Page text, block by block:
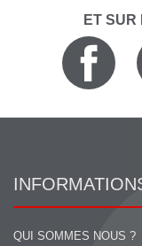
ET SUR
QUI SOMMES NOUS ?